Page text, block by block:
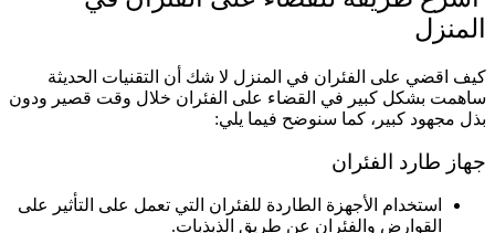
المنزل
كيف اقضي على الفئران في المنزل لا شك أن التقنيات الحديثة
ساهمت بشكل كبير في القضاء على الفئران خلال وقت قصير ودون
بذل مجهود كبير، كما سنوضح فيما يلي:
جهاز طارد الفئران
استخدام الأجهزة الطاردة للفئران التي تعمل على التأثير على
القوارض والفئران عن طريق الذبذبات.